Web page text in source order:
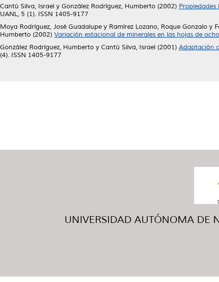
Cantú Silva, Israel y González Rodríguez, Humberto (2002)
UANL, 5 (1). ISSN 1405-9177
Moya Rodríguez, José Guadalupe y Ramírez Lozano, Roque Gonzalo y
Humberto (2002) Variación estacional de minerales en las hojas de
González Rodríguez, Humberto y Cantú Silva, Israel (2001) Adaptación
(4). ISSN 1405-9177
UNIVERSIDAD AUTÓNOMA DE